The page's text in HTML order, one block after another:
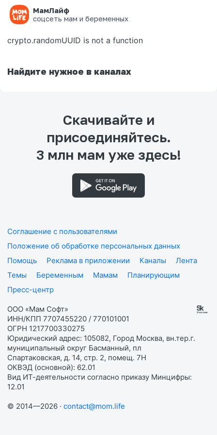
МамЛайф
соцсеть мам и беременных
Ошибка на странице
crypto.randomUUID is not a function
Найдите нужное в каналах
Скачивайте и
присоединяйтесь.
3 млн мам уже здесь!
Соглашение с пользователями
Положение об обработке персональных данных
Помощь
Реклама в приложении Каналы
Лента
Темы
Беременным Мамам
Планирующим
Пресс-центр
ООО «Мам Софт»
ИНН/КПП 7707455220 / 770101001
ОГРН 1217700330275
Юридический адрес: 105082, Город Москва, вн.тер.г.
муниципальный округ Басманный, пл
Спартаковская, д. 14, стр. 2, помещ. 7Н
ОКВЭД (основной): 62.01
Вид ИТ-деятельности согласно приказу Минцифры:
12.01
© 2014—2026 · contact@mom.life